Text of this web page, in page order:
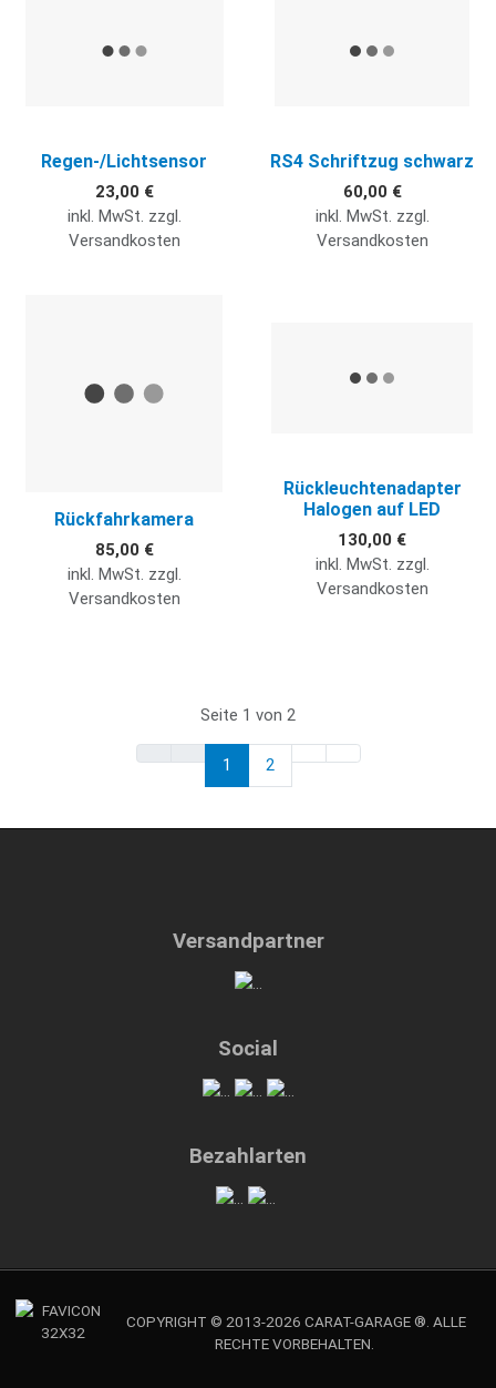
Regen-/Lichtsensor
23,00 €
inkl. MwSt. zzgl.
Versandkosten
RS4 Schriftzug schwarz
60,00 €
inkl. MwSt. zzgl.
Versandkosten
Rückfahrkamera
85,00 €
inkl. MwSt. zzgl.
Versandkosten
Rückleuchtenadapter
Halogen auf LED
130,00 €
inkl. MwSt. zzgl.
Versandkosten
Seite 1 von 2
1 2
Versandpartner
Social
Bezahlarten
COPYRIGHT © 2013-2026 CARAT-GARAGE ®. ALLE
RECHTE VORBEHALTEN.